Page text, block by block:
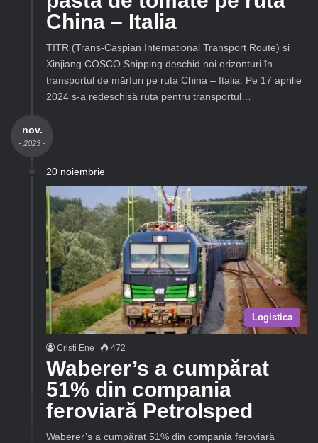
China – Italia
TITR (Trans-Caspian International Transport Route) și
Xinjiang COSCO Shipping deschid noi orizonturi în
transportul de mărfuri pe ruta China – Italia. Pe 17 aprilie
2024 s-a redeschisă ruta pentru transportul…
nov.
- 2023 -
20 noiembrie
Logistica
Cristi Ene 472
Waberer’s a cumpărat
51% din compania
feroviară Petrolsped
Waberer’s a cumpărat 51% din compania feroviară